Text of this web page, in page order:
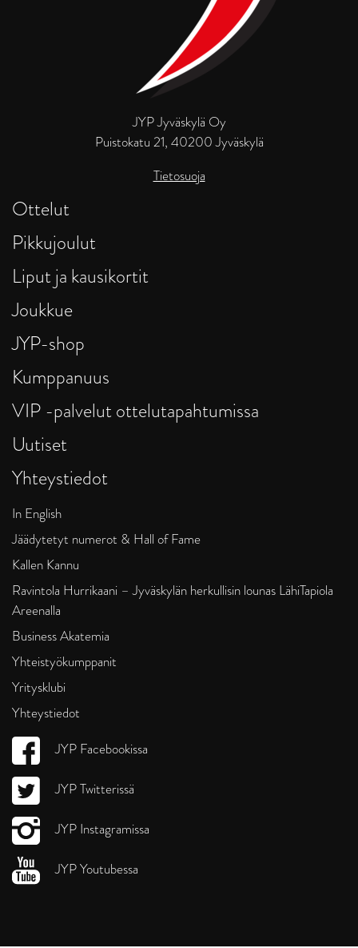
JYP Jyväskylä Oy
Puistokatu 21, 40200 Jyväskylä
Tietosuoja
Ottelut
Pikkujoulut
Liput ja kausikortit
Joukkue
JYP-shop
Kumppanuus
VIP -palvelut ottelutapahtumissa
Uutiset
Yhteystiedot
In English
Jäädytetyt numerot & Hall of Fame
Kallen Kannu
Ravintola Hurrikaani – Jyväskylän herkullisin lounas LähiTapiola
Areenalla
Business Akatemia
Yhteistyökumppanit
Yritysklubi
Yhteystiedot
JYP Facebookissa
JYP Twitterissä
JYP Instagramissa
JYP Youtubessa